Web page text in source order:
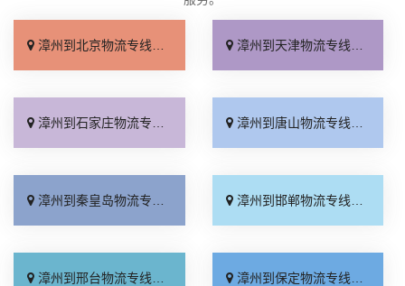
漳州到北京物流专线_收费标准「服务周到」 漳州到天津物流专线_直达特快专线「需要几天」
漳州到石家庄物流专线_专线快运「全境到达」 漳州到唐山物流专线_高速快运「快速响应」
漳州到秦皇岛物流专线_资质齐全「急你所需」 漳州到邯郸物流专线_全境到达「托运放心」
漳州到邢台物流专线_运价行情「高效快运」 漳州到保定物流专线_准时到货「全程直达」